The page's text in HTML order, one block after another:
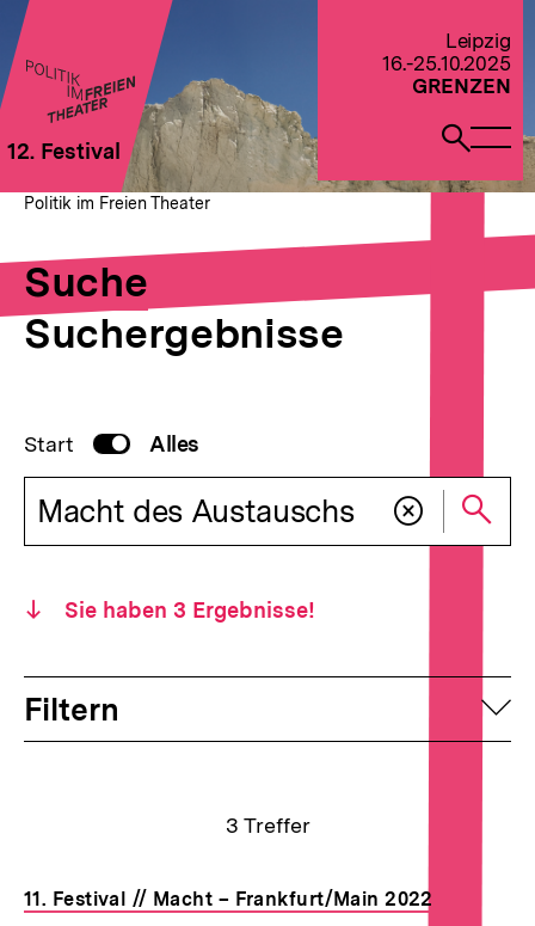
Direkt
zum
Seiteninhalt
springen
12. Festival
Leipzig
16.-25.10.2025
GRENZEN
öffnen
Suche
Brotkrümelnavigation
Pfadnavigation
Politik im Freien Theater
Suche
Suchergebnisse
Suchenumschalter
Start Suche
deaktiviert
Alles
Suchfeld leeren
Sie haben 3 Ergebnisse!
Filtern
Suchergebnisse
3 Treffer
11. Festival // Macht – Frankfurt/Main 2022